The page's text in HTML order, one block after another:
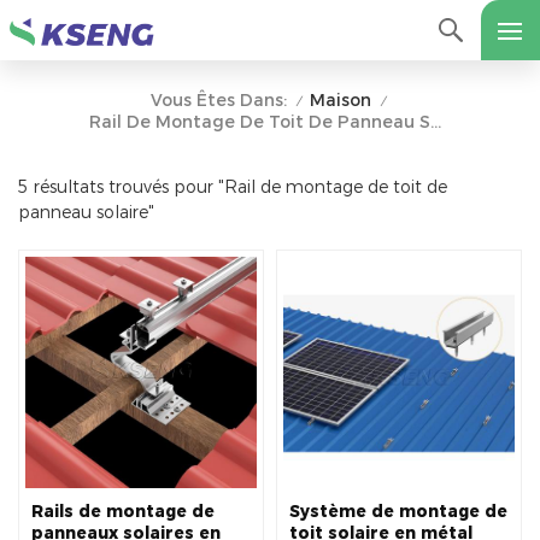
Vous Êtes Dans: / Maison /
Rail De Montage De Toit De Panneau Solaire
5 résultats trouvés pour "Rail de montage de toit de
panneau solaire"
Rails de montage de
panneaux solaires en
Système de montage de
toit solaire en métal